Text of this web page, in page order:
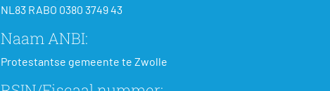
NL83 RABO 0380 3749 43
Naam ANBI:
Protestantse gemeente te Zwolle